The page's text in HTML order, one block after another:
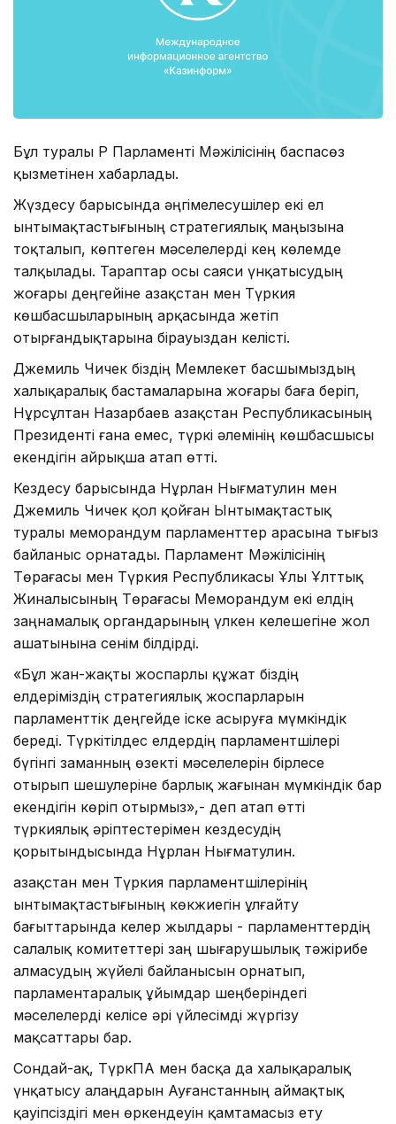
Бұл туралы ҚР Парламенті Мәжілісінің баспасөз
қызметінен хабарлады.
Жүздесу барысында әңгімелесушілер екі ел
ынтымақтастығының стратегиялық маңызына
тоқталып, көптеген мәселелерді кең көлемде
талқылады. Тараптар осы саяси үнқатысудың
жоғары деңгейіне Қазақстан мен Түркия
көшбасшыларының арқасында жетіп
отырғандықтарына бірауыздан келісті.
Джемиль Чичек біздің Мемлекет басшымыздың
халықаралық бастамаларына жоғары баға беріп,
Нұрсұлтан Назарбаев Қазақстан Республикасының
Президенті ғана емес, түркі әлемінің көшбасшысы
екендігін айрықша атап өтті.
Кездесу барысында Нұрлан Нығматулин мен
Джемиль Чичек қол қойған Ынтымақтастық
туралы меморандум парламенттер арасына тығыз
байланыс орнатады. Парламент Мәжілісінің
Төрағасы мен Түркия Республикасы Ұлы Ұлттық
Жиналысының Төрағасы Меморандум екі елдің
заңнамалық органдарының үлкен келешегіне жол
ашатынына сенім білдірді.
«Бұл жан-жақты жоспарлы құжат біздің
елдеріміздің стратегиялық жоспарларын
парламенттік деңгейде іске асыруға мүмкіндік
береді. Түркітілдес елдердің парламентшілері
бүгінгі заманның өзекті мәселелерін бірлесе
отырып шешулеріне барлық жағынан мүмкіндік бар
екендігін көріп отырмыз»,- деп атап өтті
түркиялық әріптестерімен кездесудің
қорытындысында Нұрлан Нығматулин.
Қазақстан мен Түркия парламентшілерінің
ынтымақтастығының көкжиегін ұлғайту
бағыттарында келер жылдары - парламенттердің
салалық комитеттері заң шығарушылық тәжірибе
алмасудың жүйелі байланысын орнатып,
парламентаралық ұйымдар шеңберіндегі
мәселелерді келісе әрі үйлесімді жүргізу
мақсаттары бар.
Сондай-ақ, ТүркПА мен басқа да халықаралық
үнқатысу алаңдарын Ауғанстанның аймақтық
қауіпсіздігі мен өркендеуін қамтамасыз ету